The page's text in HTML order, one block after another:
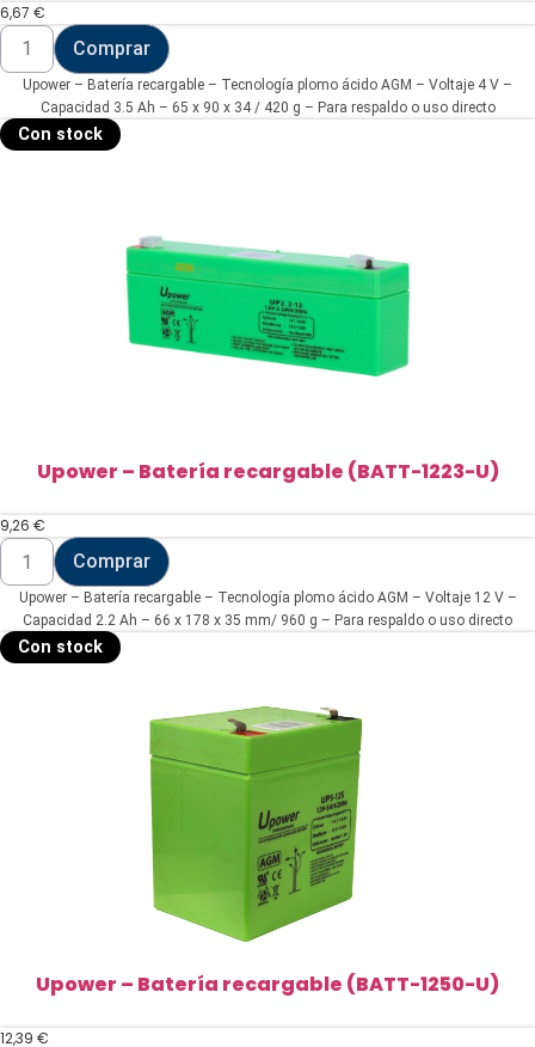
6,67 €
Upower
Batería
recargable
(BATT-
4035-
U)
Comprar
Upower – Batería recargable – Tecnología plomo ácido AGM – Voltaje 4 V –
Capacidad 3.5 Ah – 65 x 90 x 34 / 420 g – Para respaldo o uso directo
Con stock
Upower – Batería recargable (BATT-1223-U)
9,26 €
Upower
Batería
recargable
(BATT-
1223-
U)
Comprar
Upower – Batería recargable – Tecnología plomo ácido AGM – Voltaje 12 V –
Capacidad 2.2 Ah – 66 x 178 x 35 mm/ 960 g – Para respaldo o uso directo
Con stock
Upower – Batería recargable (BATT-1250-U)
12,39 €